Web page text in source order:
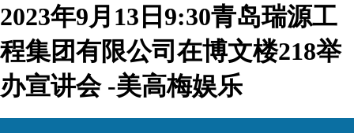
2023年9月13日9:30青岛瑞源工
程集团有限公司在博文楼218举
办宣讲会 -美高梅娱乐